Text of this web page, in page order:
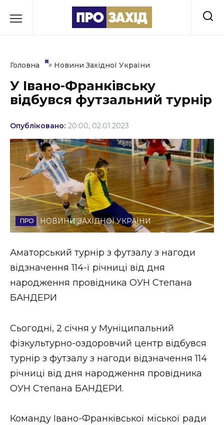
до
Культура
Освіта
Події
Політика
Соціум
Спорт
Стиль життя
Втрачений Ужгород
Втрачений Ужгород (відеоверсія)
ЗАКАРПАТСЬКІ НОВИНИ
НОВИНИ ЗАХІДНОЇ УКРАЇНИ
Головна » Новини Західної України
У Івано-Франківську
відбувся футзальний турнір
Опубліковано: 20:00, 02.01.2023
НОВИНИ ЗАХІДНОЇ УКРАЇНИ
Аматорський турнір з футзалу з нагоди
відзначення 114-ї річниці від дня
народження провідника ОУН Степана
БАНДЕРИ
Сьогодні, 2 січня у Муніципальний
фізкультурно-оздоровчий центр відбувся
турнір з футзалу з нагоди відзначення 114
річниці від дня народження провідника
ОУН Степана БАНДЕРИ.
Команду Івано-Франківської міської ради